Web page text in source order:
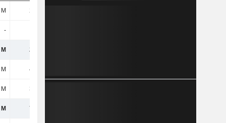
245 M
-
245 M
412 M
321 M
732 M